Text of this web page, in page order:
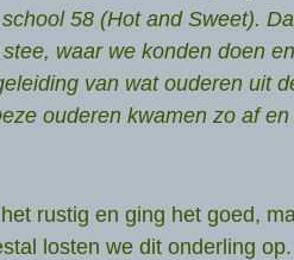
58 (Hot and Sweet).
waar we konden doen
van wat ouderen uit
ouderen kwamen zo af
rustig en ging het goed,
losten we dit onderling